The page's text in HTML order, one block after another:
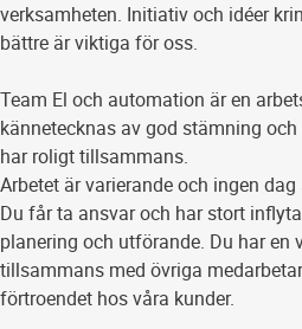
verksamheten. Initiativ och idéer
bättre är viktiga för oss.
Team El och automation är en
kännetecknas av god stämning
har roligt tillsammans.
Arbetet är varierande och ingen
Du får ta ansvar och har stort
planering och utförande. Du har en
tillsammans med övriga
förtroendet hos våra kunder.